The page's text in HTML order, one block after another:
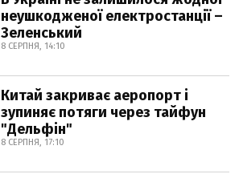
неушкодженої електростанції –
Зеленський
8 СЕРПНЯ, 14:10
Китай закриває аеропорт і
зупиняє потяги через тайфун
"Дельфін"
8 СЕРПНЯ, 17:10